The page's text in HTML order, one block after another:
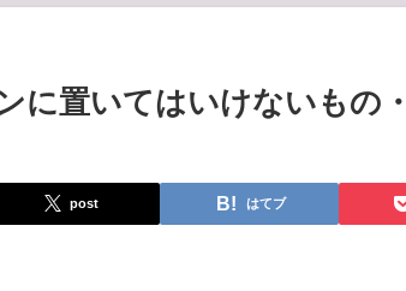
に置いてはいけないもの
post はてブ